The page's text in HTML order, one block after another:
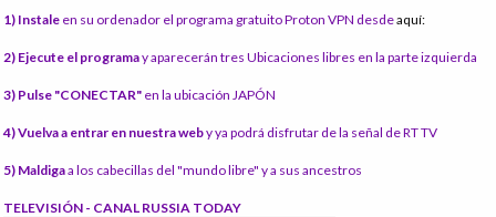
1) Instale en su ordenador el programa gratuito Proton VPN desdeaquí:
2) Ejecute el programay aparecerán tres Ubicaciones libres en la parte izquierda
3) Pulse "CONECTAR" en la ubicación JAPÓN
4) Vuelva a entrar en nuestra weby ya podrá disfrutar de la señal de RT TV
5) Maldigaa los cabecillas del "mundo libre" y a sus ancestros
TELEVISIÓN - CANAL RUSSIA TODAY